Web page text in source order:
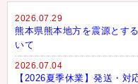
2026.07.29
熊本県熊本地方を震源とす
いて
2026.07.04
【2026夏季休業】発送・対